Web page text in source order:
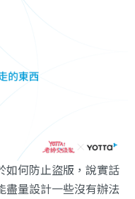
如何防止盜版，說實話
盡量設計一些沒有辦法